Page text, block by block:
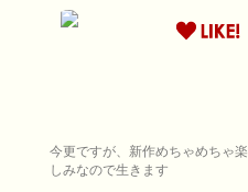
今更ですが、新作めちゃめちゃ楽
しみなので生きます